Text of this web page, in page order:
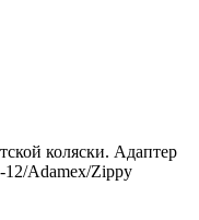
коляски. Адаптер
12/Adamex/Zippy